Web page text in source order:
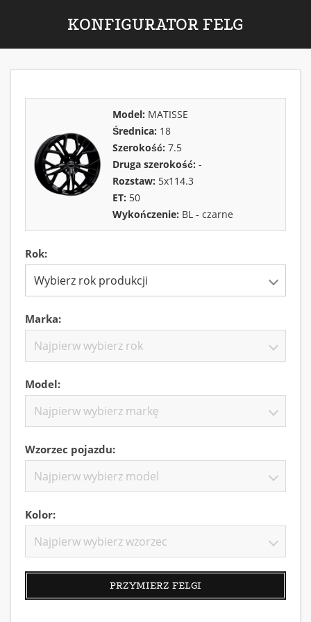
KONFIGURATOR FELG
Model: MATISSE
Średnica: 18
Szerokość: 7.5
Druga szerokość: -
Rozstaw: 5x114.3
ET: 50
Wykończenie: BL - czarne
Rok:
Wybierz rok produkcji
Marka:
Najpierw wybierz rok
Model:
Najpierw wybierz markę
Wzorzec pojazdu:
Najpierw wybierz model
Kolor:
Najpierw wybierz wzorzec
PRZYMIERZ FELGI